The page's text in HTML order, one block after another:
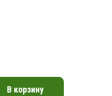
В корзину